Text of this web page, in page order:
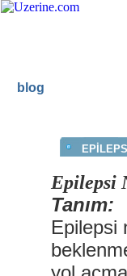
blog
Epilepsi
Tanım:
Epilepsi